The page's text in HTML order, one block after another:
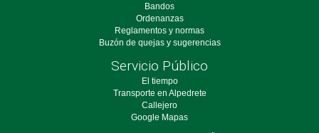
Bandos
Ordenanzas
Reglamentos y normas
Buzón de quejas y sugerencias
Servicio Público
El tiempo
Transporte en Alpedrete
Callejero
Google Mapas